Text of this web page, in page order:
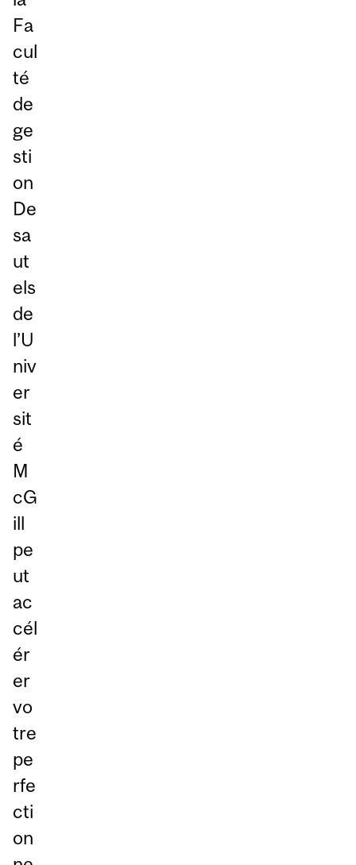
Fa
cul
té
de
ge
sti
on
De
sa
ut
els
de
l’U
niv
er
sit
é
M
cG
ill
pe
ut
ac
cél
ér
er
vo
tre
pe
rfe
cti
on